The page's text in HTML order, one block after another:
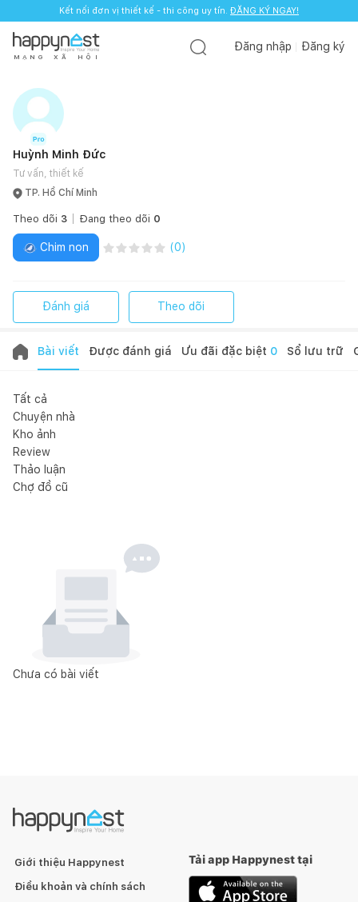
Kết nối đơn vị thiết kế - thi công uy tín. ĐĂNG KÝ NGAY!
M Ạ N G X Ã H Ộ I
Đăng nhập Đăng ký
Huỳnh Minh Đức
Tư vấn, thiết kế
TP. Hồ Chí Minh
Theo dõi 3 Đang theo dõi 0
Chim non (0)
Đánh giá Theo dõi
Bài viết Được đánh giá Ưu đãi đặc biệt 0 Sổ lưu trữ
Tất cả
Chuyện nhà
Kho ảnh
Review
Thảo luận
Chợ đồ cũ
Chưa có bài viết
Giới thiệu Happynest
Điều khoản và chính sách
Tải app Happynest tại